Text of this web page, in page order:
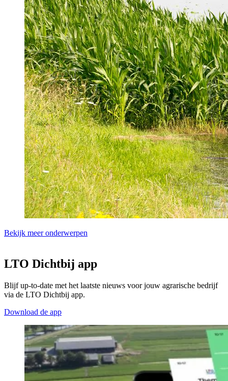
Bekijk meer onderwerpen
LTO Dichtbij app
Blijf up-to-date met het laatste nieuws voor jouw agrarische bedrijf
via de LTO Dichtbij app.
Download de app